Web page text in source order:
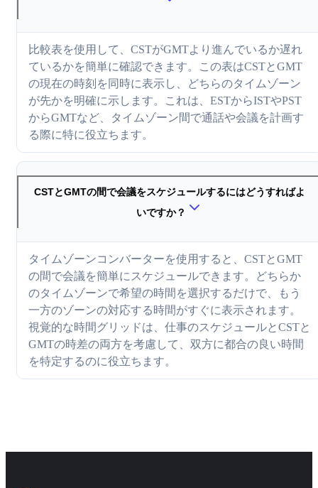
比較表を使用して、CSTがGMTより進んでいるか遅れ
ているかを簡単に確認できます。この表はCSTとGMT
の現在の時刻を同時に表示し、どちらのタイムゾーン
が先かを明確に示します。これは、ESTからISTやPST
からGMTなど、タイムゾーン間で通話や会議を計画す
る際に特に役立ちます。
CSTとGMTの間で会議をスケジュールするにはどうすればよ
いですか？
タイムゾーンコンバーターを使用すると、CSTとGMT
の間で会議を簡単にスケジュールできます。どちらか
のタイムゾーンで希望の時間を選択するだけで、もう
一方のゾーンの対応する時間がすぐに表示されます。
視覚的な時間グリッドは、仕事のスケジュールとCSTと
GMTの時差の両方を考慮して、双方に都合の良い時間
を特定するのに役立ちます。